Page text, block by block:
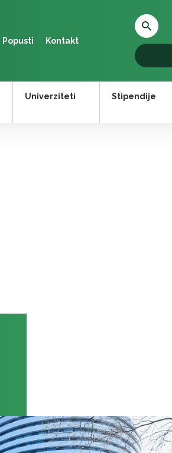
Popusti
Kontakt
Univerziteti Stipendije